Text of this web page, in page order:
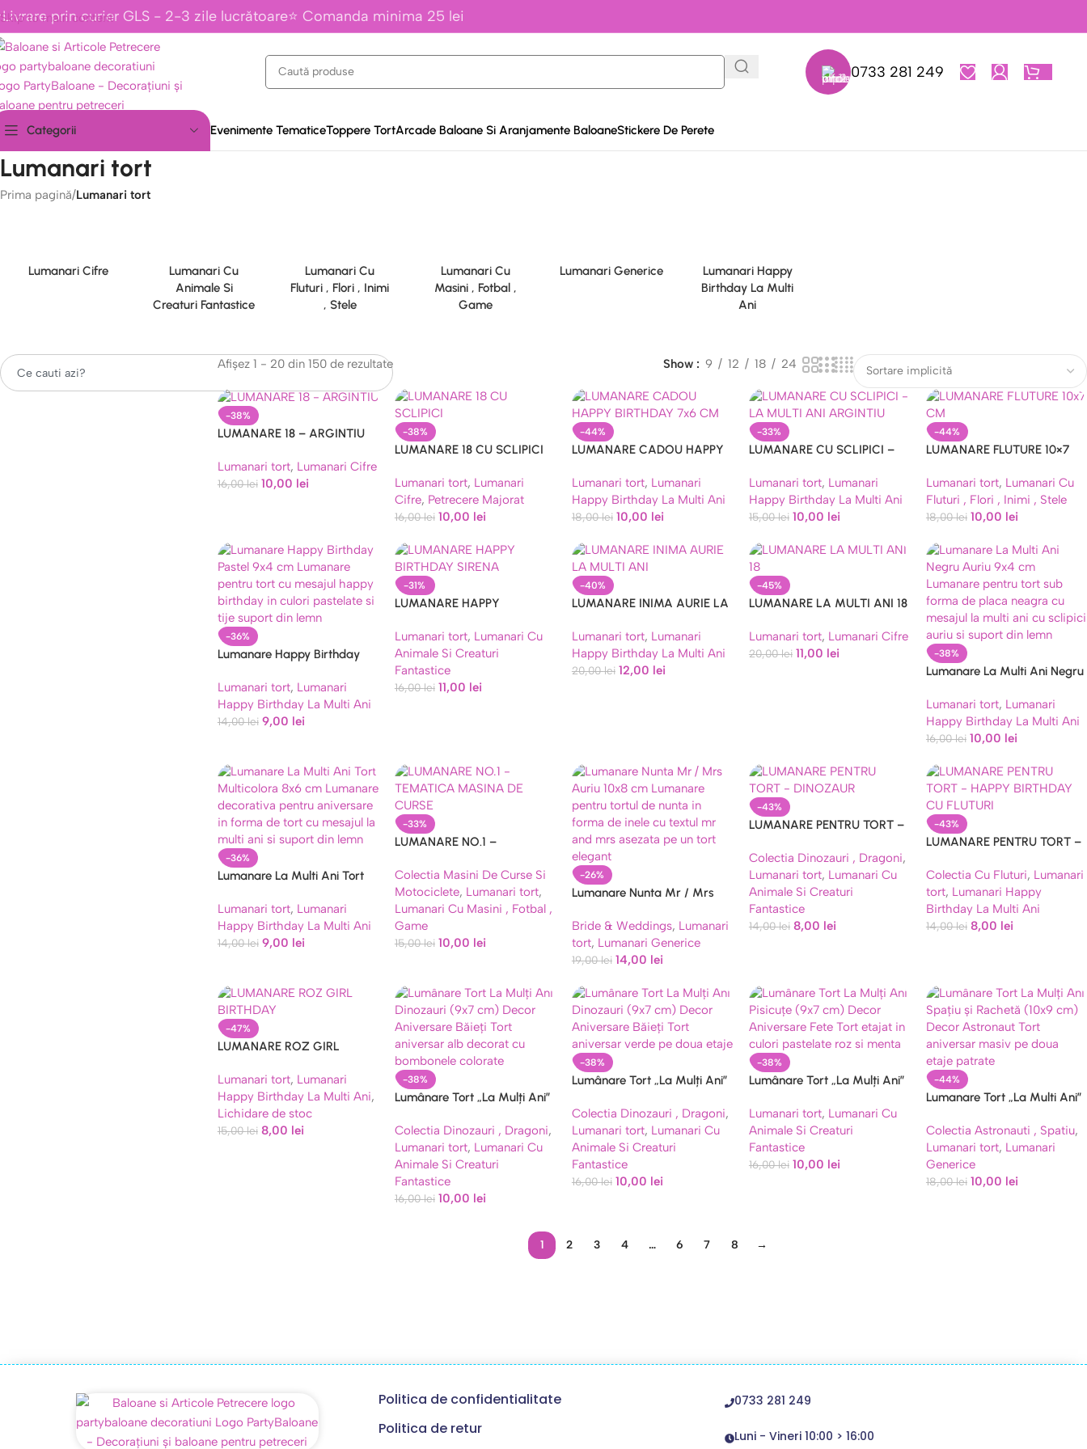
Skip to main contentprin curier GLS - 2-3 zile lucrătoare⭐ Comanda minima 25 lei
0733 281 249
Categorii Evenimente TematiceToppere TortArcade Baloane Si Aranjamente BaloaneStickere De Perete
Lumanari tort
Prima pagină/Lumanari tort
Lumanari Cifre
Lumanari Cu
Animale Si
Creaturi Fantastice
Lumanari Cu
Fluturi , Flori , Inimi
, Stele
Lumanari Cu
Masini , Fotbal ,
Game
Lumanari Generice
Lumanari Happy
Birthday La Multi
Ani
Caută
Afișez 1 - 20 din 150 de rezultate Show 9 12 18 24
-38%
LUMANARE 18 – ARGINTIU
Lumanari tort, Lumanari Cifre
16,00lei 10,00 lei
-38%
LUMANARE 18 CU SCLIPICI
Lumanari tort, Lumanari
Cifre, Petrecere Majorat
16,00lei 10,00 lei
-44%
LUMANARE CADOU HAPPY
Lumanari tort, Lumanari
Happy Birthday La Multi Ani
18,00lei 10,00 lei
-33%
LUMANARE CU SCLIPICI –
Lumanari tort, Lumanari
Happy Birthday La Multi Ani
15,00lei 10,00 lei
-44%
LUMANARE FLUTURE 10×7
Lumanari tort, Lumanari Cu
Fluturi , Flori , Inimi , Stele
18,00lei 10,00 lei
-36%
Lumanare Happy Birthday
Lumanari tort, Lumanari
Happy Birthday La Multi Ani
14,00lei 9,00 lei
-31%
LUMANARE HAPPY
Lumanari tort, Lumanari Cu
Animale Si Creaturi
Fantastice
16,00lei 11,00 lei
-40%
LUMANARE INIMA AURIE LA
Lumanari tort, Lumanari
Happy Birthday La Multi Ani
20,00lei 12,00 lei
-45%
LUMANARE LA MULTI ANI 18
Lumanari tort, Lumanari Cifre
20,00lei 11,00 lei -38%
Lumanare La Multi Ani Negru
Lumanari tort, Lumanari
Happy Birthday La Multi Ani
16,00lei 10,00 lei
-36%
Lumanare La Multi Ani Tort
Lumanari tort, Lumanari
Happy Birthday La Multi Ani
14,00lei 9,00 lei
-33%
LUMANARE NO.1 –
CURSE
Colectia Masini De Curse Si
Motociclete, Lumanari tort,
Lumanari Cu Masini , Fotbal ,
Game
15,00lei 10,00 lei
-26%
Lumanare Nunta Mr / Mrs
Bride & Weddings, Lumanari
tort, Lumanari Generice
19,00lei 14,00 lei
-43%
LUMANARE PENTRU TORT –
Colectia Dinozauri , Dragoni,
Lumanari tort, Lumanari Cu
Animale Si Creaturi
Fantastice
14,00lei 8,00 lei
-43%
LUMANARE PENTRU TORT –
FLUTURI
Colectia Cu Fluturi, Lumanari
tort, Lumanari Happy
Birthday La Multi Ani
14,00lei 8,00 lei
-47%
LUMANARE ROZ GIRL
Lumanari tort, Lumanari
Happy Birthday La Multi Ani,
Lichidare de stoc
15,00lei 8,00 lei
-38%
Lumânare Tort „La Mulți Ani”
Colectia Dinozauri , Dragoni,
Lumanari tort, Lumanari Cu
Animale Si Creaturi
Fantastice
16,00lei 10,00 lei
-38%
Lumânare Tort „La Mulți Ani”
Colectia Dinozauri , Dragoni,
Lumanari tort, Lumanari Cu
Animale Si Creaturi
Fantastice
16,00lei 10,00 lei
-38%
Lumânare Tort „La Mulți Ani”
Aniversare Fete
Lumanari tort, Lumanari Cu
Animale Si Creaturi
Fantastice
16,00lei 10,00 lei
-44%
Lumanare Tort „La Multi Ani”
Astronaut
Colectia Astronauti , Spatiu,
Lumanari tort, Lumanari
Generice
18,00lei 10,00 lei
1 2 3 4 … 6 7 8 →
Politica de confidentialitate
Politica de retur
0733 281 249
Luni - Vineri 10:00 > 16:00